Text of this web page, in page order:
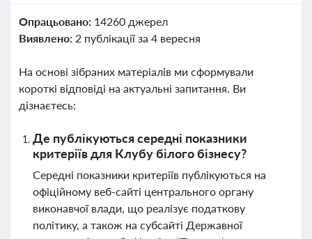
Опрацьовано: 14260 джерел
Виявлено: 2 публікації за 4 вересня
На основі зібраних матеріалів ми сформували
короткі відповіді на актуальні запитання. Ви
дізнаєтесь:
Де публікуються середні показники
критеріїв для Клубу білого бізнесу?
Середні показники критеріїв публікуються на
офіційному веб-сайті центрального органу
виконавчої влади, що реалізує податкову
політику, а також на субсайті Державної